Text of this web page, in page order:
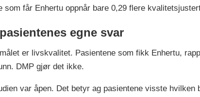
som får Enhertu oppnår bare 0,29 flere
egne svar
er livskvalitet. Pasientene som fikk Enhertu,
DMP gjør det ikke.
var åpen. Det betyr ag pasientene visste